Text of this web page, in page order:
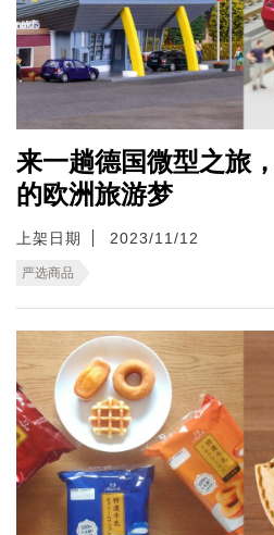
来一趟德国微型之旅
的欧洲旅游梦
上架日期 2023/11/12
严选商品